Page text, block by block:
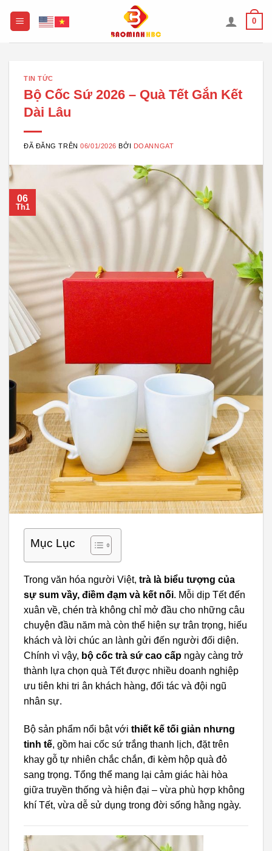
0
TIN TỨC
Bộ Cốc Sứ 2026 – Quà Tết Gắn Kết
Dài Lâu
ĐÃ ĐĂNG TRÊN06/01/2026 BỞI DOANNGAT
06
Th1
Mục Lục
Trong văn hóa người Việt, trà là biểu tượng của
sự sum vầy, điềm đạm và kết nối. Mỗi dịp Tết đến
xuân về, chén trà không chỉ mở đầu cho những câu
chuyện đầu năm mà còn thể hiện sự trân trọng, hiếu
khách và lời chúc an lành gửi đến người đối diện.
Chính vì vậy, bộ cốc trà sứ cao cấp ngày càng trở
thành lựa chọn quà Tết được nhiều doanh nghiệp
ưu tiên khi tri ân khách hàng, đối tác và đội ngũ
nhân sự.
Bộ sản phẩm nổi bật với thiết kế tối giản nhưng
tinh tế, gồm hai cốc sứ trắng thanh lịch, đặt trên
khay gỗ tự nhiên chắc chắn, đi kèm hộp quà đỏ
sang trọng. Tổng thể mang lại cảm giác hài hòa
giữa truyền thống và hiện đại – vừa phù hợp không
khí Tết, vừa dễ sử dụng trong đời sống hằng ngày.